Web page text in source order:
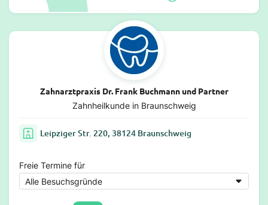
Zahnarztpraxis Dr. Frank Buchmann und Partner
Zahnheilkunde in Braunschweig
Leipziger Str. 220, 38124 Braunschweig
Freie Termine für